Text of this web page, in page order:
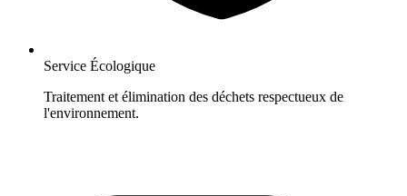
Service Écologique
Traitement et élimination des déchets respectueux de
l'environnement.